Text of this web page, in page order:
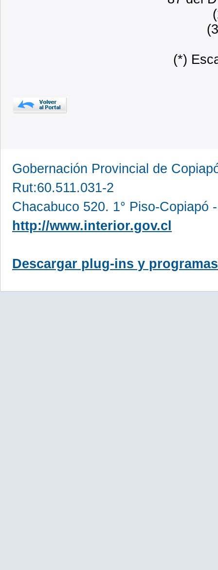
(*)
Gobernación Provincial de
Rut:60.511.031-2
Chacabuco 520. 1° Piso-Copiapó
http://www.interior.gov.cl
Descargar plug-ins y